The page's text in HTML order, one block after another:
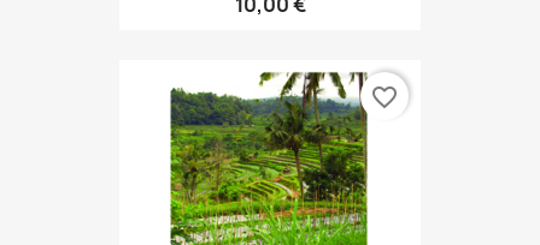
favorite_border